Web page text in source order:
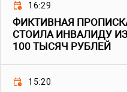
16:29
ФИКТИВНАЯ
СТОИЛА ИНВАЛИДУ
100 ТЫСЯЧ РУБЛЕЙ
15:20